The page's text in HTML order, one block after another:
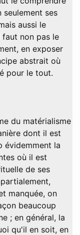
ses
aussi le
non pas le
en exposer
abstrait où
pour le tout.
du matérialisme
dont il est
évidemment la
où il est
de ses
manquée, on
beaucoup
; en général, la
qu'il en soit, en